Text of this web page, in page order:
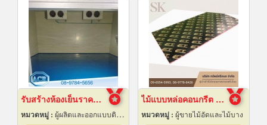
รับสร้างห้องเย็นราคาถูก
หมวดหมู่ : ผู้ผลิตและออกแบบติดตั้งห้องเย็น
ไม้แบบหล่อคอนกรีต ไม้แบบเทปูน
หมวดหมู่ : ผู้ขายไม้อัดและไม้บาง